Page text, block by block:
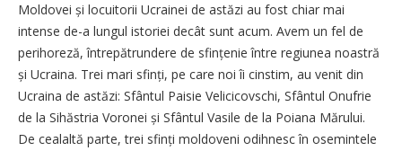
Moldovei și locuitorii Ucrainei de astăzi au fost chiar mai
intense de-a lungul istoriei decât sunt acum. Avem un fel de
perihoreză, întrepătrundere de sfințenie între regiunea noastră
și Ucraina. Trei mari sfinți, pe care noi îi cinstim, au venit din
Ucraina de astăzi: Sfântul Paisie Velicicovschi, Sfântul Onufrie
de la Sihăstria Voronei și Sfântul Vasile de la Poiana Mărului.
De cealaltă parte, trei sfinți moldoveni odihnesc în osemintele